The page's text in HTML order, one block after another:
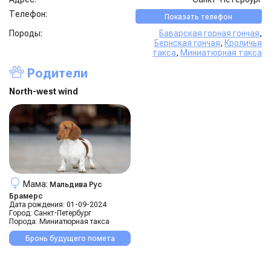
Телефон:
Показать телефон
Породы: Баварская горная гончая,
Бернская гончая, Кроличья
такса, Миниатюрная такса
Родители
North-west wind
Мама: Мальдива Рус
Брамерс
Дата рождения: 01-09-2024
Город: Санкт-Петербург
Порода: Миниатюрная такса
Бронь будущего помета